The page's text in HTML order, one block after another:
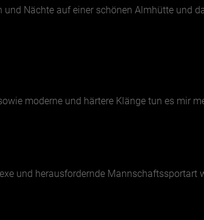
Nächte auf einer schönen Almhütte und
moderne und härtere Klänge tun es mir
und herausfordernde Mannschaftssportart